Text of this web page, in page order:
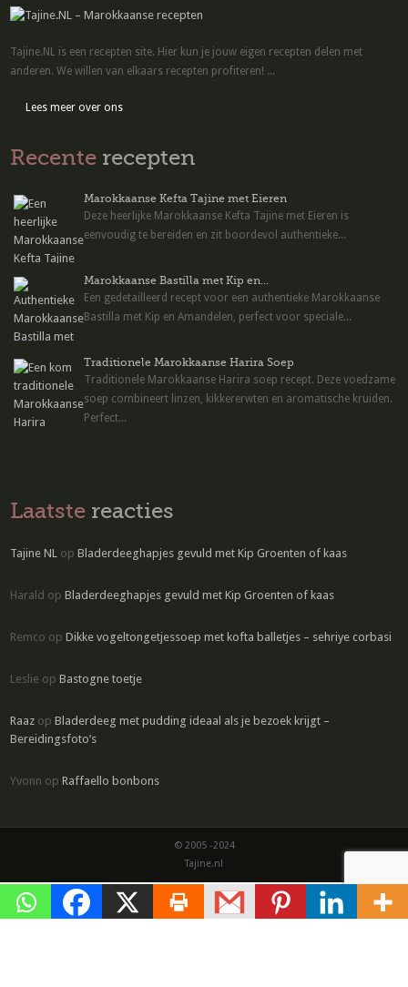
Tajine.NL is een recepten site. Hier kun je jouw eigen recepten delen met
anderen. We willen van elkaars recepten profiteren! ...
Lees meer over ons
Recente recepten
Marokkaanse Kefta Tajine met Eieren
Deze heerlijke Marokkaanse Kefta Tajine met Eieren is
eenvoudig te bereiden en zit boordevol authentieke...
Marokkaanse Bastilla met Kip en...
Een gedetailleerd recept voor een authentieke Marokkaanse
Bastilla met Kip en Amandelen, perfect voor speciale...
Traditionele Marokkaanse Harira Soep
Traditionele Marokkaanse Harira soep recept. Deze voedzame
soep combineert linzen, kikkererwten en aromatische kruiden.
Perfect...
Laatste reacties
Tajine NL opBladerdeeghapjes gevuld met Kip Groenten of kaas
Harald opBladerdeeghapjes gevuld met Kip Groenten of kaas
Remco opDikke vogeltongetjessoep met kofta balletjes – sehriye corbasi
Leslie opBastogne toetje
Raaz opBladerdeeg met pudding ideaal als je bezoek krijgt –
Bereidingsfoto’s
Yvonn opRaffaello bonbons
© 2005 -2024
Tajine.nl